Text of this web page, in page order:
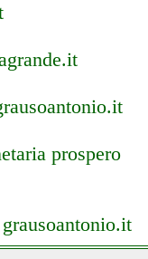
prospero